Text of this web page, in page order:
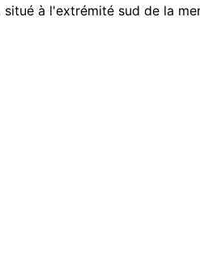
situé à l'extrémité sud de la